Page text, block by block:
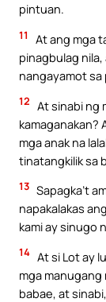
pintuan.
11
At ang mga
pinagbulag nila,
nangayamot
12 At sinabi ng
kamaganakan?
mga anak na
tinatangkilik sa
13 Sapagka’t
napakalakas
kami ay sinugo
14 At si Lot ay
mga manugang
babae, at